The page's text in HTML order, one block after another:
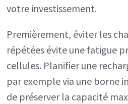
votre investissement.
Premièrement, éviter les
répétées évite une fatigue
cellules. Planifier une
par exemple via une borne
de préserver la capacité